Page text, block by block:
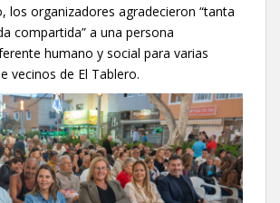
los organizadores agradecieron “tanta
compartida” a una persona
humano y social para varias
vecinos de El Tablero.